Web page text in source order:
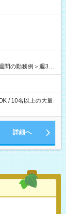
間の勤務例＞週3回
仕事
/ 10名以上の大量
詳細へ